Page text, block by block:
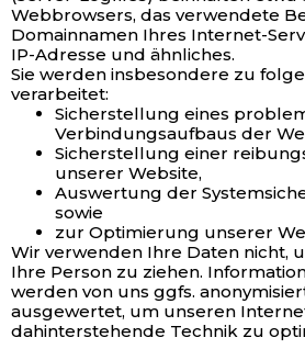
Webbrowsers, das verwendete
Domainnamen Ihres Internet-
IP-Adresse und ähnliches.
Sie werden insbesondere zu
verarbeitet:
Sicherstellung eines
Verbindungsaufbaus der
Sicherstellung einer
unserer Website,
Auswertung der
sowie
zur Optimierung unserer
Wir verwenden Ihre Daten nicht,
Ihre Person zu ziehen.
werden von uns ggfs.
ausgewertet, um unseren
dahinterstehende Technik zu